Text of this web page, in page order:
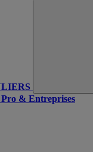
Pro & Entreprises